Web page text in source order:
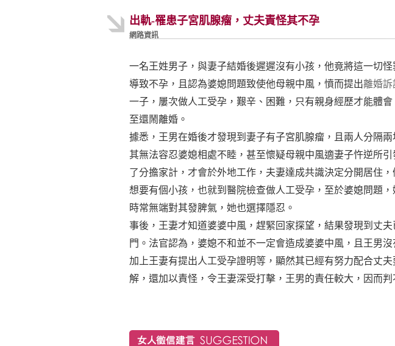
出軌-罹患子宮肌腺瘤，丈夫責怪其不孕
網路資訊
一名王姓男子，與妻子結婚後遲遲沒有小孩，他竟將這一切
導致不孕，且認為婆媳問題致使他母親中風，憤而提出離婚訴
一子，屢次做人工受孕，艱辛、困難，只有親身經歷才能體
至還鬧離婚。
據悉，王男在婚後才發現到妻子有子宮肌腺瘤，且兩人分隔
其無法容忍婆媳相處不睦，甚至懷疑母親中風適妻子忤逆所
了分擔家計，才會於外地工作，夫妻達成共識決定分開居住
想要有個小孩，也就到醫院檢查做人工受孕，至於婆媳問題
時常無端對其發脾氣，她也選擇隱忍。
事後，王妻才知道婆婆中風，趕緊回家探望，結果發現到丈
門。法官認為，婆媳不和並不一定會造成婆婆中風，且王男
加上王妻有提出人工受孕證明等，顯然其已經有努力配合丈
解，還加以責怪，令王妻深受打擊，王男的責任較大，因而判